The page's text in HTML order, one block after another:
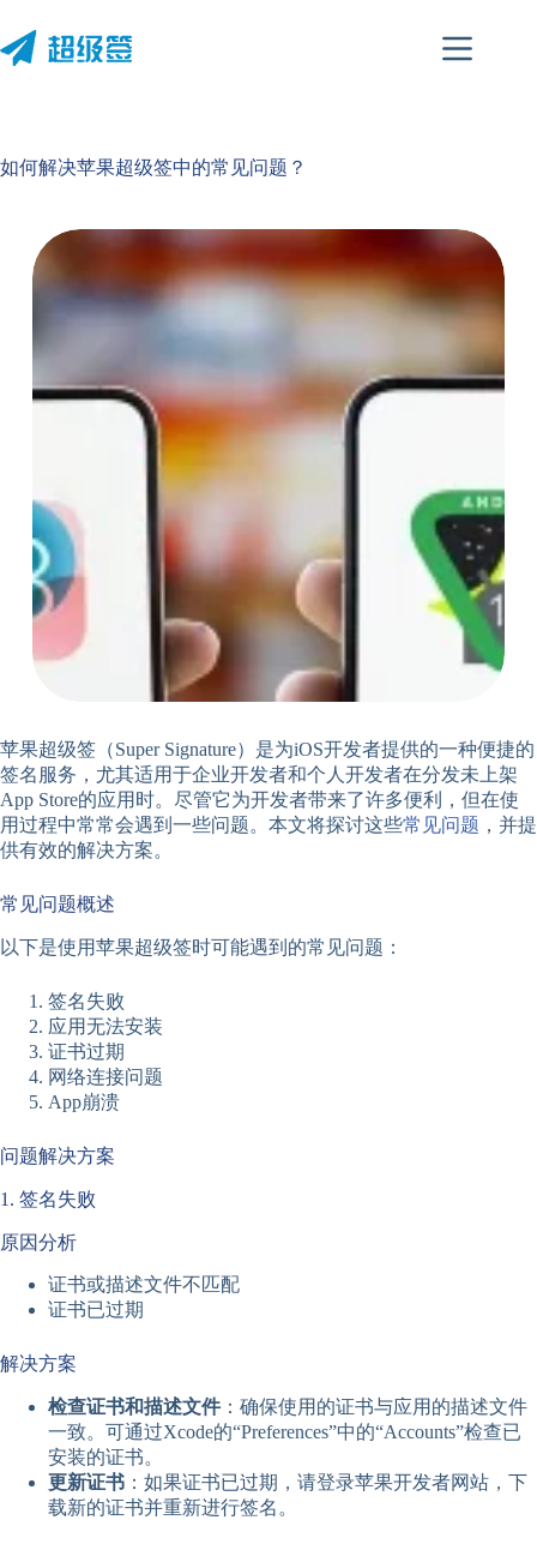
至
内
如何解决苹果超级签中的常见问题？
苹果超级签（Super Signature）是为iOS开发者提供的一种便捷的
签名服务，尤其适用于企业开发者和个人开发者在分发未上架
App Store的应用时。尽管它为开发者带来了许多便利，但在使
用过程中常常会遇到一些问题。本文将探讨这些常见问题 ，并提
供有效的解决方案。
常见问题概述
以下是使用苹果超级签时可能遇到的常见问题：
签名失败
应用无法安装
证书过期
网络连接问题
App崩溃
问题解决方案
1. 签名失败
原因分析
证书或描述文件不匹配
证书已过期
解决方案
检查证书和描述文件：确保使用的证书与应用的描述文件
一致。可通过Xcode的“Preferences”中的“Accounts”检查已
安装的证书。
更新证书 ：如果证书已过期，请登录苹果开发者网站，下
载新的证书并重新进行签名。